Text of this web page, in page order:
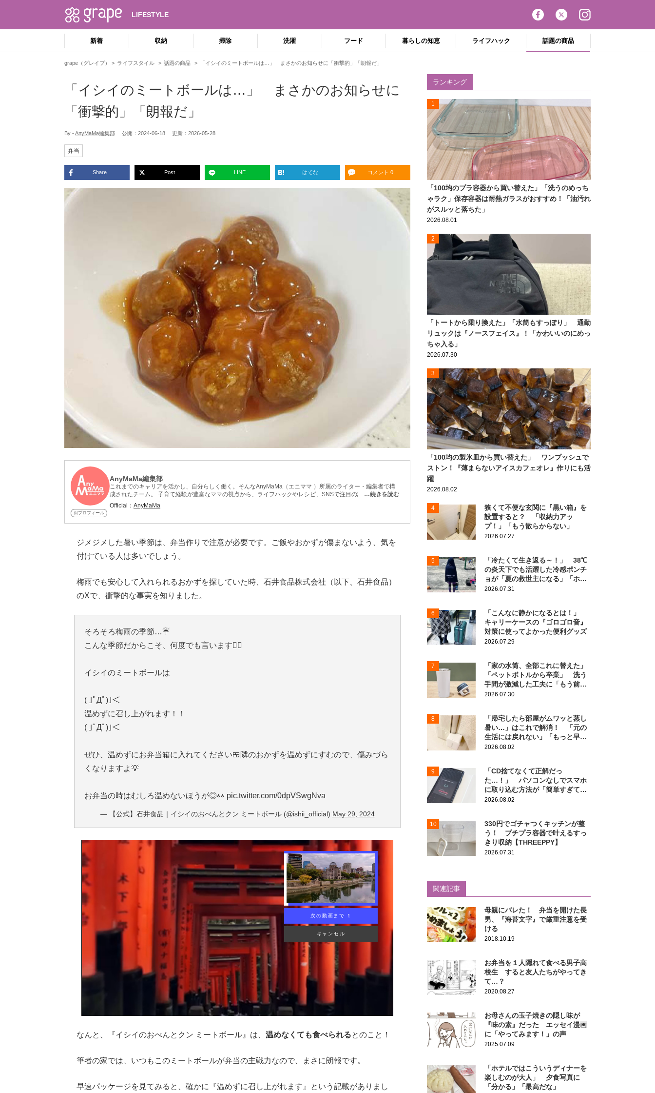
LIFESTYLE
新着 収納 掃除 洗濯 フード 暮らしの知恵 ライフハック 話題の商品
grape（グレイプ） ライフスタイル 話題の商品 「イシイのミートボールは…」 まさかのお知らせに「衝撃的」「朗報だ」
「イシイのミートボールは…」 まさかのお知らせに
「衝撃的」「朗報だ」
By - AnyMaMa編集部 公開： 2024-06-18 更新： 2026-05-28
弁当
Share Post LINE はてな コメント 0
プロフィール
AnyMaMa編集部
これまでのキャリアを活かし、自分らしく働く。そんなAnyMaMa（エニママ ）所属のライター・編集者で構
成されたチーム。 子育て経験が豊富なママの視点から、ライフハックやレシピ、SNSで注目の話題などを紹
介。実際に料理した感想や、家族の反応などもお届け。 忙しい毎日でも取り入れやすく、役立つ情報を発信
中。
…続きを読む
Official： AnyMaMa
ジメジメした暑い季節は、弁当作りで注意が必要です。ご飯やおかずが傷まないよう、気を
付けている人は多いでしょう。
梅雨でも安心して入れられるおかずを探していた時、石井食品株式会社（以下、石井食品）
のXで、衝撃的な事実を知りました。
そろそろ梅雨の季節…☔️
こんな季節だからこそ、何度でも言います❤️‍🔥
イシイのミートボールは
( ｣ﾟДﾟ)｣＜
温めずに召し上がれます！！
( ｣ﾟДﾟ)｣＜
ぜひ、温めずにお弁当箱に入れてください🍱隣のおかずを温めずにすむので、傷みづら
くなりますよ💡
お弁当の時はむしろ温めないほうが◎👀 pic.twitter.com/0dpVSwgNva
— 【公式】石井食品｜イシイのおべんとクン ミートボール (@ishii_official) May 29, 2024
なんと、『イシイのおべんとクン ミートボール』は、 温めなくても食べられるとのこと！
筆者の家では、いつもこのミートボールが弁当の主戦力なので、まさに朗報です。
早速パッケージを見てみると、確かに『温めずに召し上がれます』という記載がありまし
ランキング
1
「100均のプラ容器から買い替えた」「洗うのめっち
ゃラク」保存容器は耐熱ガラスがおすすめ！「油汚れ
がスルッと落ちた」
2026.08.01
2
「トートから乗り換えた」「水筒もすっぽり」 通勤
リュックは『ノースフェイス』！「かわいいのにめっ
ちゃ入る」
2026.07.30
3
「100均の製氷皿から買い替えた」 ワンプッシュで
ストン！『薄まらないアイスカフェオレ』作りにも活
躍
2026.08.02
4
狭くて不便な玄関に『黒い箱』を
設置すると？ 「収納力アッ
プ！」「もう散らからない」
2026.07.27
5
「冷たくて生き返る～！」 38℃
の炎天下でも活躍した冷感ポンチ
ョが「夏の救世主になる」「ホン
ト買ってよかった」
2026.07.31
6
「こんなに静かになるとは！」
キャリーケースの『ゴロゴロ音』
対策に使ってよかった便利グッズ
2026.07.29
7
「家の水筒、全部これに替えた」
「ペットボトルから卒業」 洗う
手間が激減した工夫に「もう前の
に戻れない！」
2026.07.30
8
「帰宅したら部屋がムワッと蒸し
暑い…」はこれで解消！ 「元の
生活には戻れない」「もっと早く
知りたかった」
2026.08.02
9
「CD捨てなくて正解だっ
た…！」 パソコンなしでスマホ
に取り込む方法が「簡単すぎて拍
子抜け」「この曲聴きたかった
2026.08.02
10
330円でゴチャつくキッチンが整
う！ プチプラ容器で叶えるすっ
きり収納【THREEPPY】
2026.07.31
関連記事
母親にバレた！ 弁当を開けた長
男、『海苔文字』で厳重注意を受
ける
2018.10.19
お弁当を１人隠れて食べる男子高
校生 すると友人たちがやってき
て…？
2020.08.27
お母さんの玉子焼きの隠し味が
『味の素』だった エッセイ漫画
に「やってみます！」の声
2025.07.09
「ホテルではこういうディナーを
楽しむのが大人」 夕食写真に
「分かる」「最高だな」